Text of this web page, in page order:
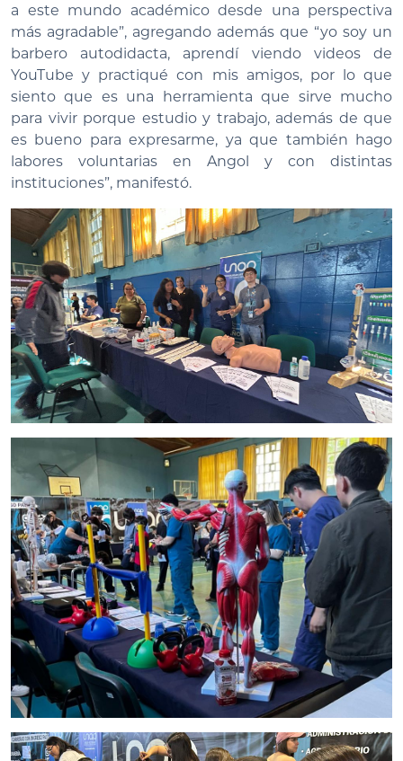
a este mundo académico desde una perspectiva
más agradable”, agregando además que “yo soy un
barbero autodidacta, aprendí viendo videos de
YouTube y practiqué con mis amigos, por lo que
siento que es una herramienta que sirve mucho
para vivir porque estudio y trabajo, además de que
es bueno para expresarme, ya que también hago
labores voluntarias en Angol y con distintas
instituciones”, manifestó.